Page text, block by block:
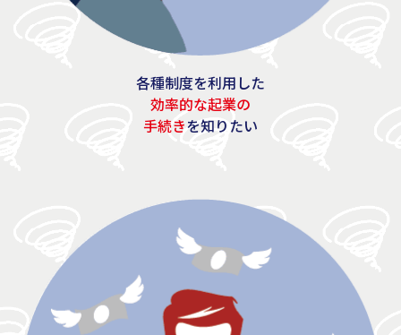
各種制度を利用した
効率的な起業の
手続きを知りたい